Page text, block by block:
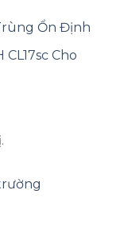
Ổn Định
Cho